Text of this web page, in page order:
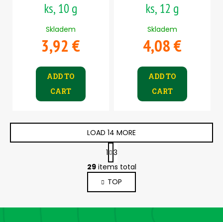
ks, 10 g
Skladem
3,92 €
ADD TO
CART
ks, 12 g
Skladem
4,08 €
ADD TO
CART
L
i
s
t
i
LOAD 14 MORE
P
a
g
i
n
a
1 3
29items total
TOP
F